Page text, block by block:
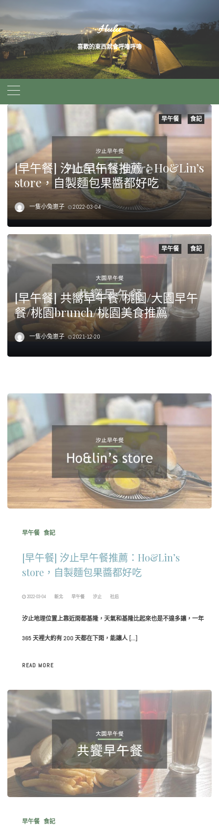
to
content
Hulu
喜歡的東西就會呼嚕呼嚕
早午餐 食記
[早午餐] 汐止早午餐推薦：Ho&Lin’s
store，自製麵包果醬都好吃
一隻小兔崽子 2022-03-04
早午餐 食記
[早午餐] 共嚮早午餐/桃園/大園早午
餐/桃園brunch/桃園美食推薦
一隻小兔崽子 2021-12-20
早午餐 食記
[早午餐] 汐止早午餐推薦：Ho&Lin’s
store，自製麵包果醬都好吃
2022-03-04 新北 早午餐 汐止 社后
汐止地理位置上靠近雨都基隆，天氣和基隆比起來也是不遑多讓，一年
365 天裡大約有 200 天都在下雨，能讓人 […]
READ MORE
早午餐 食記